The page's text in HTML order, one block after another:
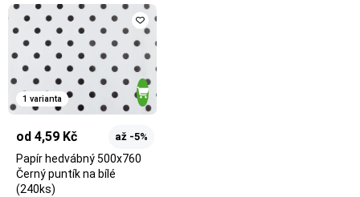
1 varianta
od 4,59 Kč až -5%
Papír hedvábný 500x760
Černý puntík na bílé
(240ks)